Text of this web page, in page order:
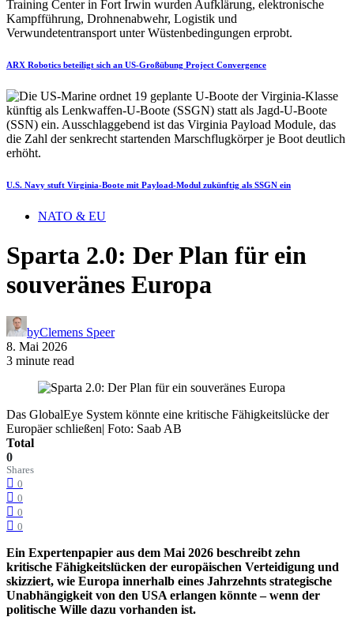
ARX Robotics beteiligt sich an US-Großübung Project Convergence
U.S. Navy stuft Virginia-Boote mit Payload-Modul zukünftig als SSGN ein
NATO & EU
Sparta 2.0: Der Plan für ein
souveränes Europa
byClemens Speer
8. Mai 2026
3 minute read
Das GlobalEye System könnte eine kritische Fähigkeitslücke der
Europäer schließen| Foto: Saab AB
Total
0
Shares
0
0
0
0
Ein Expertenpapier aus dem Mai 2026 beschreibt zehn
kritische Fähigkeitslücken der europäischen Verteidigung und
skizziert, wie Europa innerhalb eines Jahrzehnts strategische
Unabhängigkeit von den USA erlangen könnte – wenn der
politische Wille dazu vorhanden ist.